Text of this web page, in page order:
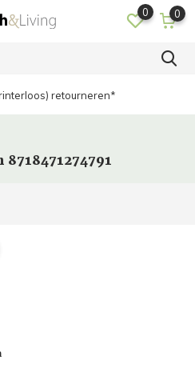
0 0
retourneren*